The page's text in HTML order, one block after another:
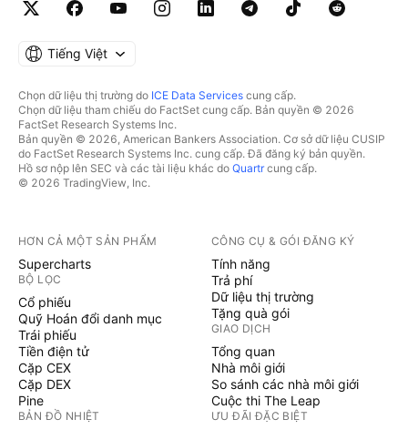
Tiếng Việt
Chọn dữ liệu thị trường do ICE Data Services cung cấp.
Chọn dữ liệu tham chiếu do FactSet cung cấp. Bản quyền © 2026
FactSet Research Systems Inc.
Bản quyền © 2026, American Bankers Association. Cơ sở dữ liệu CUSIP
do FactSet Research Systems Inc. cung cấp. Đã đăng ký bản quyền.
Hồ sơ nộp lên SEC và các tài liệu khác do Quartrcung cấp.
© 2026 TradingView, Inc.
HƠN CẢ MỘT SẢN PHẨM
Supercharts
BỘ LỌC
Cổ phiếu
Quỹ Hoán đổi danh mục
Trái phiếu
Tiền điện tử
Cặp CEX
Cặp DEX
Pine
BẢN ĐỒ NHIỆT
CÔNG CỤ & GÓI ĐĂNG KÝ
Tính năng
Trả phí
Dữ liệu thị trường
Tặng quà gói
GIAO DỊCH
Tổng quan
Nhà môi giới
So sánh các nhà môi giới
Cuộc thi The Leap
ƯU ĐÃI ĐẶC BIỆT